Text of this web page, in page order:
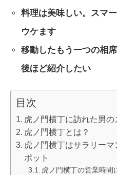
料理は美味しい。スマ
ウケます
移動したもう一つの相
後ほど紹介したい
目次
虎ノ門横丁に訪れた男の
虎ノ門横丁とは？
虎ノ門横丁はサラリー
ポット
虎ノ門横丁の営業時間